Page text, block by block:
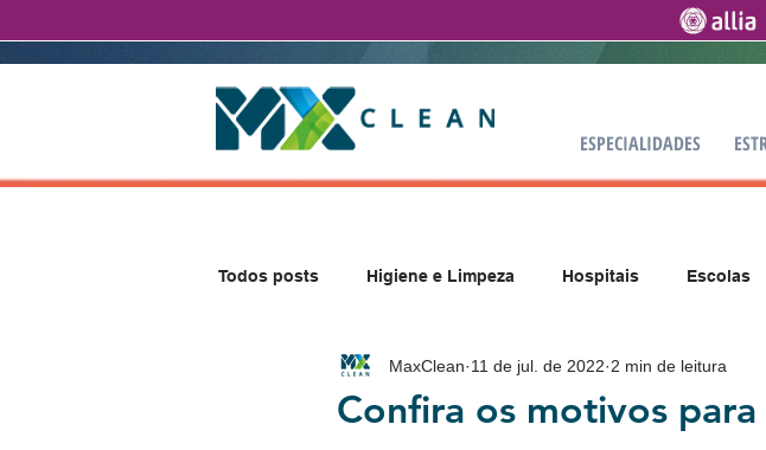
ESPECIALIDADES
Todos posts Higiene e Limpeza Hospitais Escolas
Confira os motivos para
MaxClean 11 de jul. de 2022 2 min de leitura